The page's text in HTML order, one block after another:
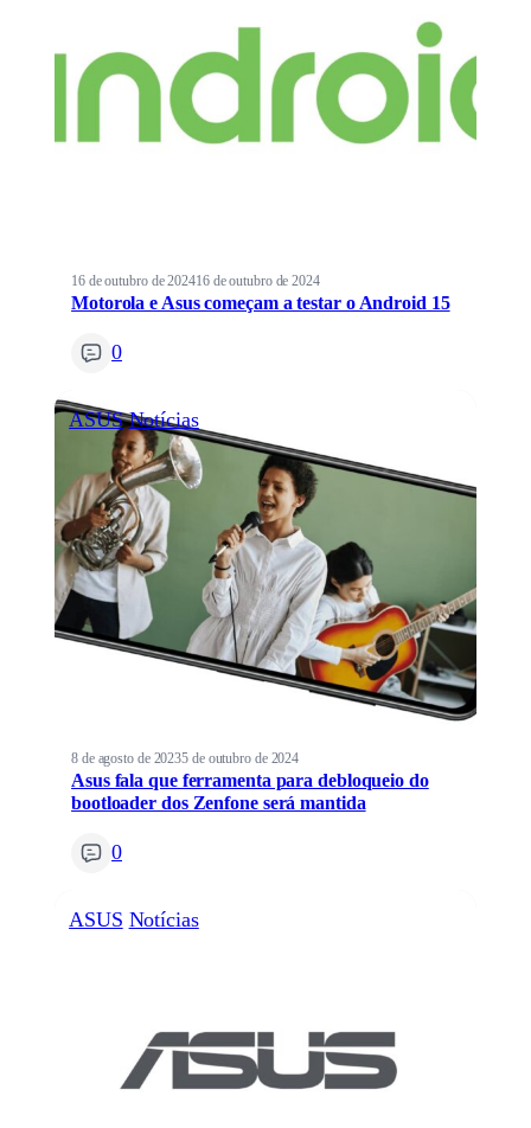
16 de outubro de 202416 de outubro de 2024
Motorola e Asus começam a testar o Android 15
0
ASUS Notícias
8 de agosto de 20235 de outubro de 2024
Asus fala que ferramenta para debloqueio do
bootloader dos Zenfone será mantida
0
ASUS Notícias